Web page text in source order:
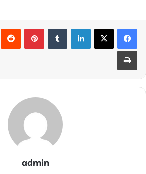
لینکدین ‫پین‌ترست
چاپ
admin